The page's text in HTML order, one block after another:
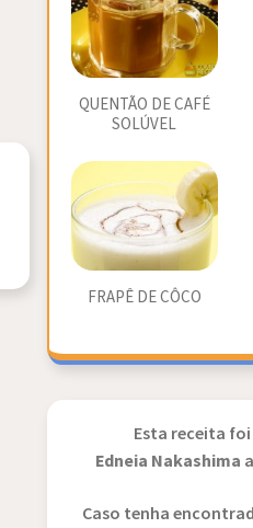
QUENTÃO DE CAFÉ
SOLÚVEL
FRAPÊ DE CÔCO
Esta receita
Edneia Nakashima
Caso tenha